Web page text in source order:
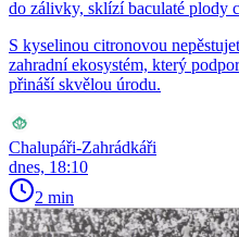
do zálivky, sklízí baculaté plody
S kyselinou citronovou
zahradní ekosystém, který
přináší skvělou úrodu.
Chalupáři-Zahrádkáři
dnes, 18:10
2 min